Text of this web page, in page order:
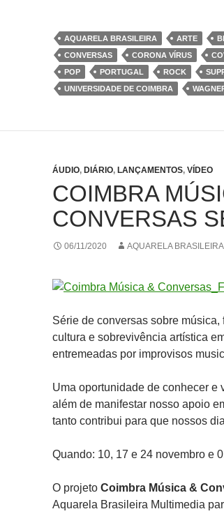
b
o
o
k
t
e
r
e
d
I
n
s
A
p
p
AQUARELA BRASILEIRA ARTE
CONVERSAS
CORONA VÍRUS
POP
PORTUGAL ROCK
UNIVERSIDADE DE COIMBRA
ÁUDIO, DIÁRIO, LANÇAMENTOS, VÍDEO
COIMBRA
CONVERSAS
06/11/2020 AQUARELA BRASILEIRA
Série de conversas sobre
cultura e sobrevivência artística
entremeadas por improvisos
Uma oportunidade de conhecer e
além de manifestar nosso apoio
tanto contribui para que nossos
Quando: 10, 17 e 24 novembro e
O projeto Coimbra Música &
Aquarela Brasileira Multimedia